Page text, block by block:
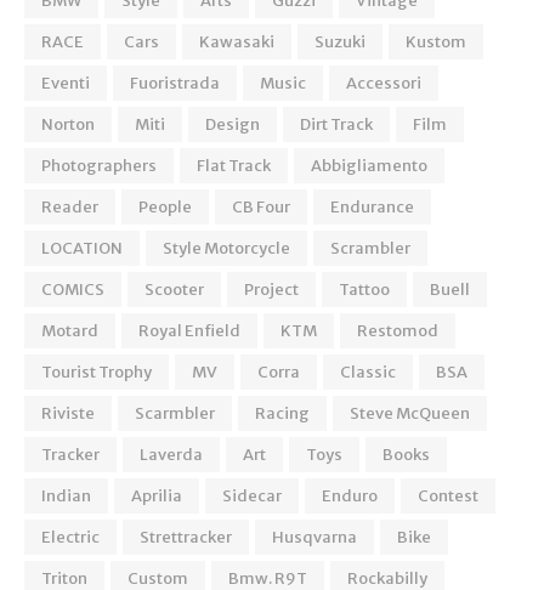
RACE
Cars Kawasaki Suzuki
Kustom
Eventi
Fuoristrada Music
Accessori
Norton
Miti Design Dirt Track
Film
Photographers
Flat Track
Abbigliamento
Reader
People CB Four
Endurance
LOCATION
Style Motorcycle
Scrambler
COMICS
Scooter Project Tattoo
Buell
Motard
Royal Enfield KTM
Restomod
Tourist Trophy
MV Corra Classic
BSA
Riviste
Scarmbler Racing
Steve McQueen
Tracker
Laverda Art Toys
Books
Indian
Aprilia Sidecar Enduro
Contest
Electric
Strettracker Husqvarna
Bike
Triton
Custom Bmw. R9T
Rockabilly